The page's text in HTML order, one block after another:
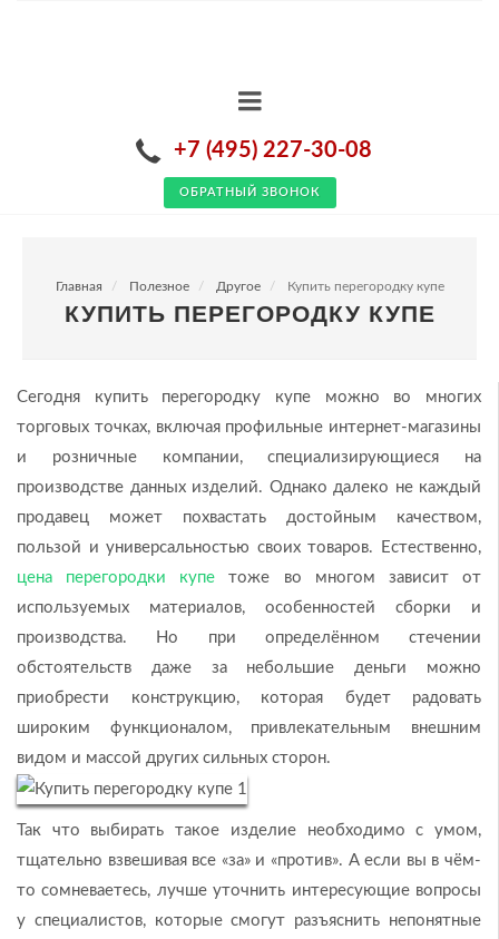
+7 (495) 227-30-08
ОБРАТНЫЙ ЗВОНОК
Главная Полезное Другое Купить перегородку купе
КУПИТЬ ПЕРЕГОРОДКУ КУПЕ
Сегодня купить перегородку купе можно во многих
торговых точках, включая профильные интернет-магазины
и розничные компании, специализирующиеся на
производстве данных изделий. Однако далеко не каждый
продавец может похвастать достойным качеством,
пользой и универсальностью своих товаров. Естественно,
цена перегородки купе тоже во многом зависит от
используемых материалов, особенностей сборки и
производства. Но при определённом стечении
обстоятельств даже за небольшие деньги можно
приобрести конструкцию, которая будет радовать
широким функционалом, привлекательным внешним
видом и массой других сильных сторон.
Так что выбирать такое изделие необходимо с умом,
тщательно взвешивая все «за» и «против». А если вы в чём-
то сомневаетесь, лучше уточнить интересующие вопросы
у специалистов, которые смогут разъяснить непонятные